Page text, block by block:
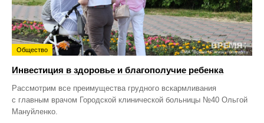
Общество
Инвестиция в здоровье и благополучие ребенка
Рассмотрим все преимущества грудного вскармливания
с главным врачом Городской клинической больницы №40 Ольгой
Мануйленко.